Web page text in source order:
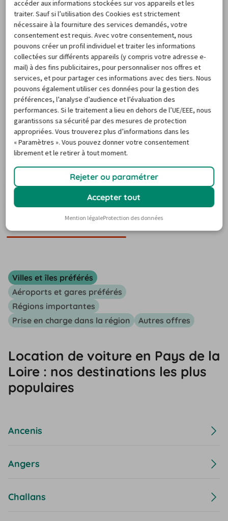
Location voiture Portugal
Location de
voiture à
l'aéroport
voiture en gare
Toutes les destinations
Villes et îles préférés
Aéroports et gares préférés
Régions importantes
Prise en charge dans la région
Autres offres
Location de voiture en Pays de la
Loire : nos destinations les plus
populaires
Ancenis
Angers
Challans
accéder aux informations stockées sur vos appareils et les
traiter. Sauf si l’utilisation des Cookies est strictement
nécessaire à la fourniture des services demandés, votre
consentement est requis. Avec votre consentement, nous
pouvons créer un profil individuel et traiter les informations
collectées sur différents appareils (y compris votre adresse e-
mail) à des fins publicitaires, pour personnaliser nos offres et
services, et pour partager ces informations avec des tiers. Nous
pouvons également utiliser ces données pour la gestion des
préférences, l’analyse d’audience et l’évaluation des
performances. Si le traitement a lieu en dehors de l’UE/EEE, nous
garantissons sa sécurité par des mesures de protection
appropriées. Vous trouverez plus d’informations dans les
« Paramètres ». Vous pouvez donner votre consentement
librement et le retirer à tout moment.
Rejeter ou paramétrer
Accepter tout
Mention légaleProtection des données